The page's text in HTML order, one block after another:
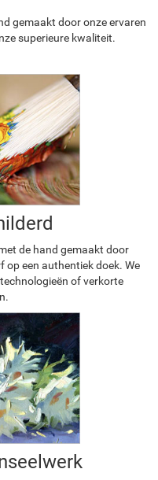
gemaakt door onze ervaren
superieure kwaliteit.
de hand gemaakt door
op een authentiek doek. We
of verkorte